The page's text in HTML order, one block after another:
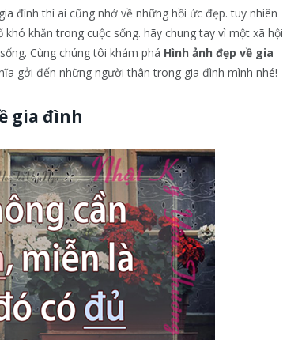
đình thì ai cũng nhớ về những hồi ức đẹp. tuy nhiên
khăn trong cuộc sống. hãy chung tay vì một xã hội
Cùng chúng tôi khám phá Hình ảnh đẹp về gia
gởi đến những người thân trong gia đình mình nhé!
gia đình